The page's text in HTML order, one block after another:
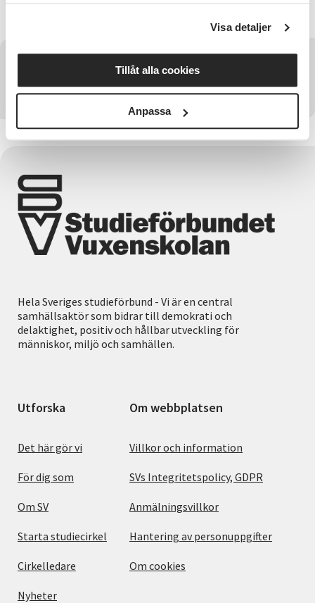
Visa detaljer
Tillåt alla cookies
Anpassa
Har du några frågor?
Kontakta SV Värmland
Hela Sveriges studieförbund - Vi är en central
samhällsaktör som bidrar till demokrati och
delaktighet, positiv och hållbar utveckling för
människor, miljö och samhällen.
Utforska
Det här gör vi
För dig som
Om SV
Starta studiecirkel
Cirkelledare
Nyheter
Om webbplatsen
Villkor och information
SVs Integritetspolicy, GDPR
Anmälningsvillkor
Hantering av personuppgifter
Om cookies